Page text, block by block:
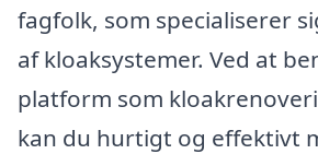
fagfolk, som specialiserer
af kloaksystemer. Ved at
platform som
kan du hurtigt og effektivt